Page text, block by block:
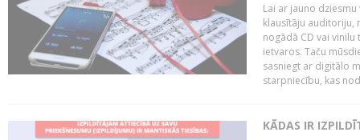
Lai ar jauno
klausītāju auditoriju,
nogādā CD vai
ietvaros. Taču
sasniegt ar digitālo
starpniecību, kas
KĀDAS IR